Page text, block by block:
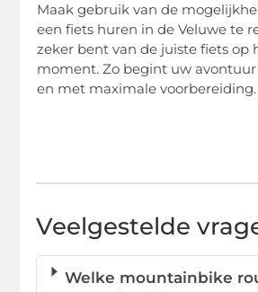
Maak gebruik van de
een fiets huren in de Veluwe te
zeker bent van de juiste fiets op
moment. Zo begint uw avontuur
en met maximale voorbereiding.
Veelgestelde
Welke mountainbike